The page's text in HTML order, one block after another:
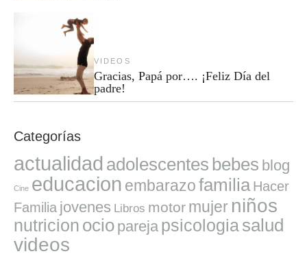
VIDEOS
Gracias, Papá por…. ¡Feliz Día del
padre!
Categorías
actualidad adolescentes bebes blog
Cine educacion embarazofamilia Hacer
Familia jovenes Libros motor mujer niños
nutricion ocio pareja psicologiasalud
videos